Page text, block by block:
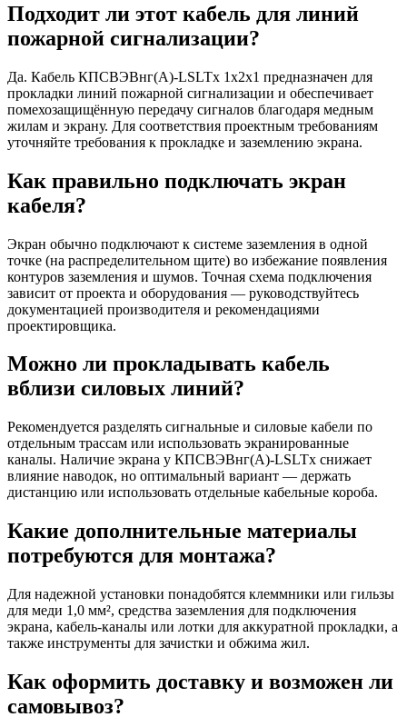
Подходит ли этот кабель для линий
пожарной сигнализации?
Да. Кабель КПСВЭВнг(A)-LSLTx 1x2x1 предназначен для
прокладки линий пожарной сигнализации и обеспечивает
помехозащищённую передачу сигналов благодаря медным
жилам и экрану. Для соответствия проектным требованиям
уточняйте требования к прокладке и заземлению экрана.
Как правильно подключать экран
кабеля?
Экран обычно подключают к системе заземления в одной
точке (на распределительном щите) во избежание появления
контуров заземления и шумов. Точная схема подключения
зависит от проекта и оборудования — руководствуйтесь
документацией производителя и рекомендациями
проектировщика.
Можно ли прокладывать кабель
вблизи силовых линий?
Рекомендуется разделять сигнальные и силовые кабели по
отдельным трассам или использовать экранированные
каналы. Наличие экрана у КПСВЭВнг(A)-LSLTx снижает
влияние наводок, но оптимальный вариант — держать
дистанцию или использовать отдельные кабельные короба.
Какие дополнительные материалы
потребуются для монтажа?
Для надежной установки понадобятся клеммники или гильзы
для меди 1,0 мм², средства заземления для подключения
экрана, кабель-каналы или лотки для аккуратной прокладки, а
также инструменты для зачистки и обжима жил.
Как оформить доставку и возможен ли
самовывоз?